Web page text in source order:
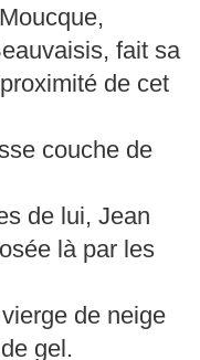
fait sa
de cet
couche de
de lui, Jean
là par les
de neige
gel.